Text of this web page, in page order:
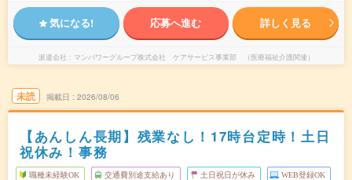
気になる! 応募へ進む 詳しく見る
派遣会社 マンパワーグループ株式会社 ケアサービス事業部 （医療福祉介護関連）
未読 掲載日 2026/08/06
【あんしん長期】残業なし！17時台定時！土日
祝休み！事務
職種未経験OK 交通費別途支給あり 土日祝日が休み WEB登録OK